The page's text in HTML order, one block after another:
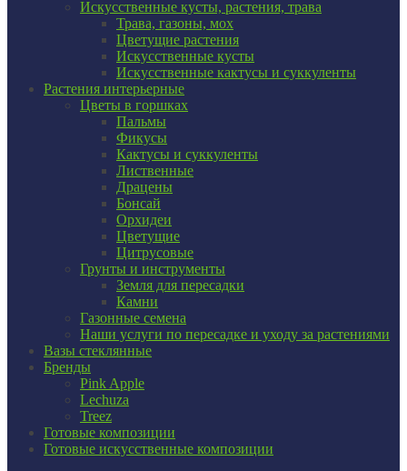
Искусственные кусты, растения, трава
Трава, газоны, мох
Цветущие растения
Искусственные кусты
Искусственные кактусы и суккуленты
Растения интерьерные
Цветы в горшках
Пальмы
Фикусы
Кактусы и суккуленты
Лиственные
Драцены
Бонсай
Орхидеи
Цветущие
Цитрусовые
Грунты и инструменты
Земля для пересадки
Камни
Газонные семена
Наши услуги по пересадке и уходу за растениями
Вазы стеклянные
Бренды
Pink Apple
Lechuza
Treez
Готовые композиции
Готовые искусственные композиции